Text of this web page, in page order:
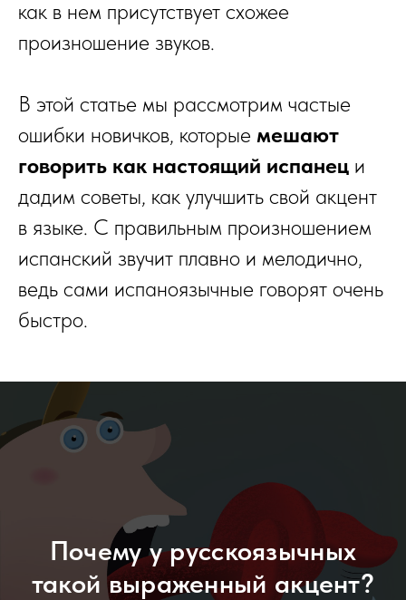
как в нем присутствует схожее
произношение звуков.
В этой статье мы рассмотрим частые
ошибки новичков, которые мешают
говорить как настоящий испанец и
дадим советы, как улучшить свой акцент
в языке. С правильным произношением
испанский звучит плавно и мелодично,
ведь сами испаноязычные говорят очень
быстро.
Почему у русскоязычных
такой выраженный акцент?